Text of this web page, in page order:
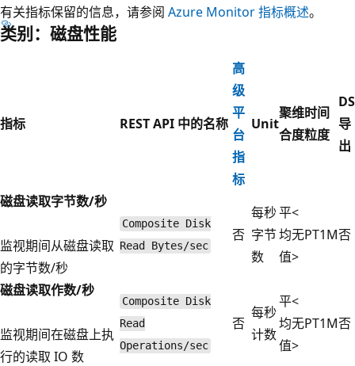
有关指标保留的信息，请参阅 Azure Monitor 指标概述。
类别：磁盘性能
指标 REST API 中的名称
高
级
平
台
指
标
Unit
聚
合
维
度
时间
粒度
DS
导
出
磁盘读取字节数/秒
监视期间从磁盘读取
的字节数/秒
Composite Disk
Read Bytes/sec
否
每秒
字节
数
平
均
值
<
无
>
PT1M否
磁盘读取作数/秒
监视期间在磁盘上执
行的读取 IO 数
Composite Disk
Read
Operations/sec
否
每秒
计数
平
均
值
<
无
>
PT1M否